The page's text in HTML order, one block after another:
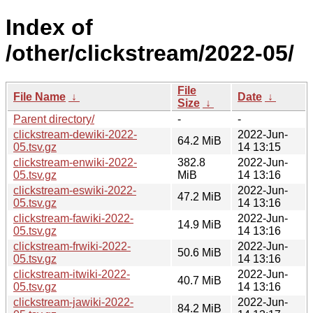
Index of
/other/clickstream/2022-05/
File Name ↓
File
Size ↓
Date ↓
Parent directory/
-
-
clickstream-dewiki-2022-
05.tsv.gz
64.2 MiB
2022-Jun-
14 13:15
clickstream-enwiki-2022-
05.tsv.gz
382.8
MiB
2022-Jun-
14 13:16
clickstream-eswiki-2022-
05.tsv.gz
47.2 MiB
2022-Jun-
14 13:16
clickstream-fawiki-2022-
05.tsv.gz
14.9 MiB
2022-Jun-
14 13:16
clickstream-frwiki-2022-
05.tsv.gz
50.6 MiB
2022-Jun-
14 13:16
clickstream-itwiki-2022-
05.tsv.gz
40.7 MiB
2022-Jun-
14 13:16
clickstream-jawiki-2022-
84.2 MiB
2022-Jun-